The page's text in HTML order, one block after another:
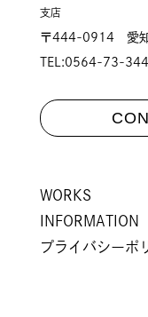
支店
〒444-0914 愛知
TEL:0564-73-
WORKS
INFORMATION
プライバシーポ